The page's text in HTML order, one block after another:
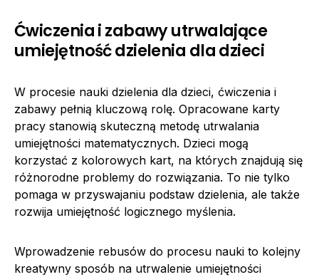
Ćwiczenia i zabawy utrwalające
umiejętność dzielenia dla dzieci
W procesie nauki dzielenia dla dzieci, ćwiczenia i
zabawy pełnią kluczową rolę. Opracowane karty
pracy stanowią skuteczną metodę utrwalania
umiejętności matematycznych. Dzieci mogą
korzystać z kolorowych kart, na których znajdują się
różnorodne problemy do rozwiązania. To nie tylko
pomaga w przyswajaniu podstaw dzielenia, ale także
rozwija umiejętność logicznego myślenia.
Wprowadzenie rebusów do procesu nauki to kolejny
kreatywny sposób na utrwalenie umiejętności